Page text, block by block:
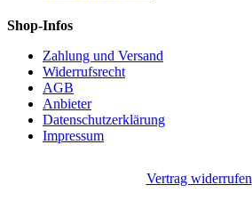
Shop-Infos
Zahlung und Versand
Widerrufsrecht
AGB
Anbieter
Datenschutzerklärung
Impressum
Vertrag widerrufen